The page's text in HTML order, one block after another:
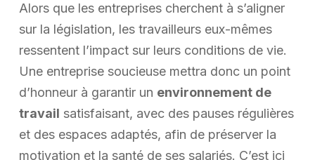
Alors que les entreprises cherchent à s’aligner
sur la législation, les travailleurs eux-mêmes
ressentent l’impact sur leurs conditions de vie.
Une entreprise soucieuse mettra donc un point
d’honneur à garantir un environnement de
travail satisfaisant, avec des pauses régulières
et des espaces adaptés, afin de préserver la
motivation et la santé de ses salariés. C’est ici